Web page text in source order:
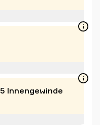
Innengewinde